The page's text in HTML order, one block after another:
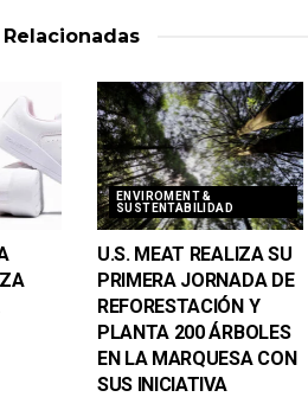
Relacionadas
ENVIROMENT &
SUSTENTABILIDAD
U.S. MEAT REALIZA SU
PRIMERA JORNADA DE
REFORESTACIÓN Y
PLANTA 200 ÁRBOLES
EN LA MARQUESA CON
SUS INICIATIVA